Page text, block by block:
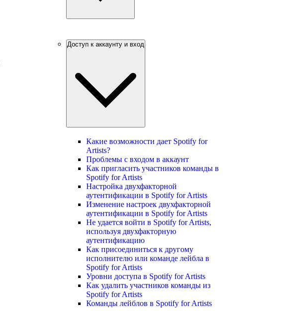
Доступ к аккаунту и вход
Какие возможности дает Spotify for
Artists?
Проблемы с входом в аккаунт
Как пригласить участников команды в
Spotify for Artists
Настройка двухфакторной
аутентификации в Spotify for Artists
Изменение настроек двухфакторной
аутентификации в Spotify for Artists
Не удается войти в Spotify for Artists,
используя двухфакторную
аутентификацию
Как присоединиться к другому
исполнителю или команде лейбла в
Spotify for Artists
Уровни доступа в Spotify for Artists
Как удалить участников команды из
Spotify for Artists
Команды лейблов в Spotify for Artists